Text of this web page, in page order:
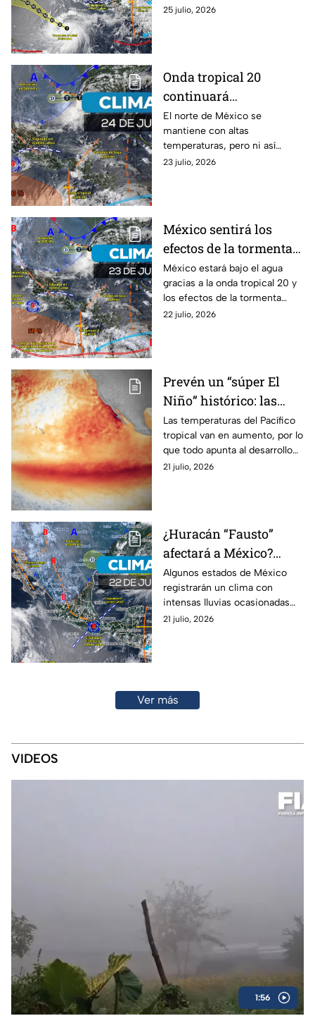
pero el calor extremo
25 julio, 2026
Onda tropical 20
continuará
ocasionando fuertes
lluvias en México:
preven los 8 estados
más afectados
El norte de México se
mantiene con altas
temperaturas, pero ni así
bastará para frenar las lluvias
23 julio, 2026
México sentirá los
efectos de la tormenta
“Bertha”: onda tropical
20 traerá lluvias en 15
estados
México estará bajo el agua
gracias a la onda tropical 20 y
los efectos de la tormenta
tropical “Bertha”; así estará el
22 julio, 2026
Prevén un “súper El
Niño” histórico: las
aguas del Pacífico
alcanzarán
temperaturas récord
hasta 2027
Las temperaturas del Pacífico
tropical van en aumento, por lo
que todo apunta al desarrollo
de un “súper El Niño” histórico
21 julio, 2026
¿Huracán “Fausto”
afectará a México?
Onda tropical 20
provocará intensas
lluvias este miércoles
Algunos estados de México
registrarán un clima con
intensas lluvias ocasionadas
por el monzón mexicano y la
21 julio, 2026
Ver más
VIDEOS
1:56